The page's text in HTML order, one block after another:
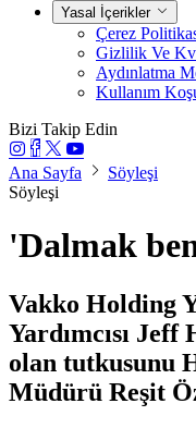
Yasal İçerikler
Çerez
Gizlilik Ve
Aydınlatma
Kullanım
Bizi Takip Edin
Ana Sayfa
Söyleşi
Söyleşi
'Dalmak
Vakko Holding
Yardımcısı
olan tutkusunu
Müdürü Reşit